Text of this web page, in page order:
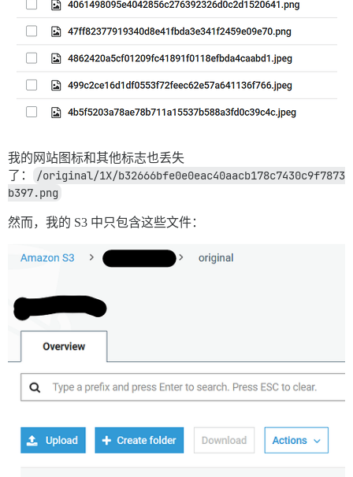
我的网站图标和其他标志也丢失
了：
/original/1X/b32666bfe0e0eac40aacb178c7430c9f7873
b397.png
然而，我的 S3 中只包含这些文件：